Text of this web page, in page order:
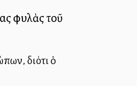
φυλὰς τοῦ
διότι ὁ